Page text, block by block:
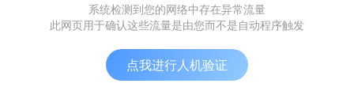
系统检测到您的网络中存在异常流量
此网页用于确认这些流量是由您而不是自动程序触发
点我进行人机验证